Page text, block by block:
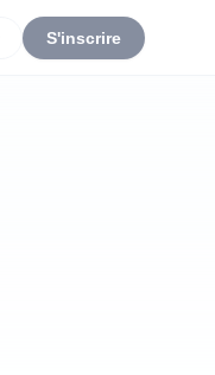
S'inscrire